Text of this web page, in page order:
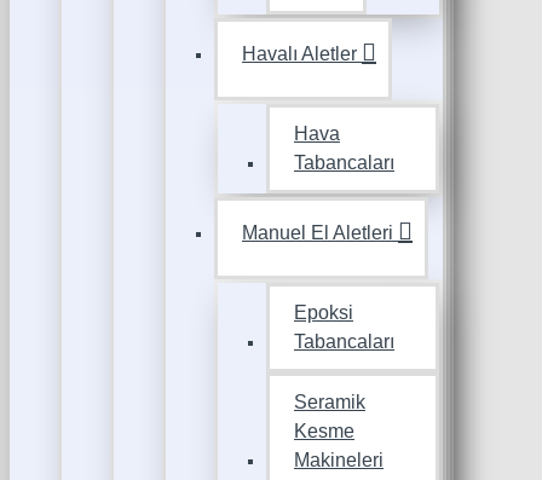
Havalı Aletler
Hava
Tabancaları
Manuel El Aletleri
Epoksi
Tabancaları
Seramik
Kesme
Makineleri